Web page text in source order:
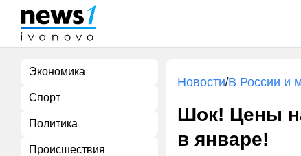
Экономика
Спорт
Политика
Происшествия
Новости/В России и
Шок! Цены
в январе!